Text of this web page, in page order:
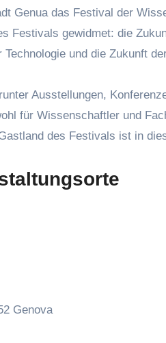
Genua das Festival der
Festivals gewidmet: die
und die Zukunft
Ausstellungen,
für Wissenschaftler und
des Festivals ist in
Genova